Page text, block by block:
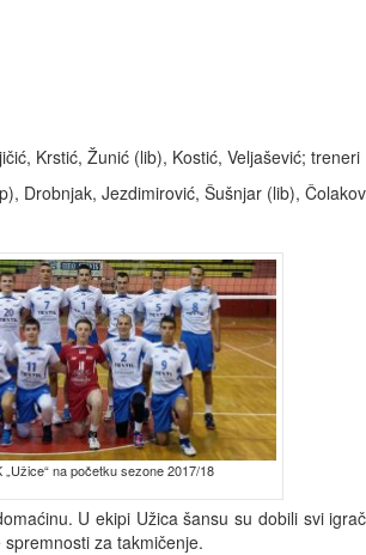
Krstić, Žunić (lib), Kostić, Veljašević;
Drobnjak, Jezdimirović, Šušnjar (lib),
„Užice“ na početku sezone 2017/18
U ekipi Užica šansu su dobili svi
za takmičenje.